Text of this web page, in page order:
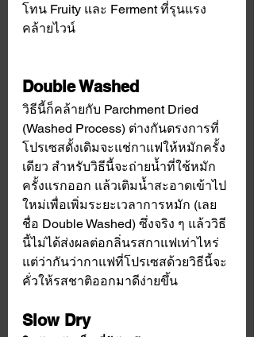
โทน Fruity และ Ferment ที่รุนแรง
คล้ายไวน์
Double Washed
วิธีนี้ก็คล้ายกับ Parchment Dried
(Washed Process) ต่างกันตรงการที่
โปรเซสดั้งเดิมจะแช่กาแฟให้หมักครั้ง
เดียว สำหรับวิธีนี้จะถ่ายน้ำที่ใช้หมัก
ครั้งแรกออก แล้วเติมน้ำสะอาดเข้าไป
ใหม่เพื่อเพิ่มระยะเวลาการหมัก (เลย
ชื่อ Double Washed) ซึ่งจริง ๆ แล้ววิธี
นี้ไม่ได้ส่งผลต่อกลิ่นรสกาแฟเท่าไหร่
แต่ว่ากันว่ากาแฟที่โปรเซสด้วยวิธีนี้จะ
คั่วให้รสชาติออกมาดีง่ายขึ้น
Slow Dry